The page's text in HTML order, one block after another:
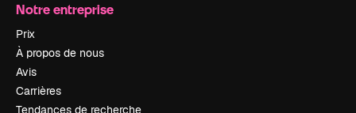
Notre entreprise
Prix
À propos de nous
Avis
Carrières
Tendances de recherche